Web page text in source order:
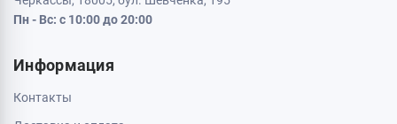
Пн - Вс: с 10:00 до 20:00
Кривой Рог, 50000, проспект Металлургов 33
Кропивницкий, 25006, ул. Большая Перспективная 48